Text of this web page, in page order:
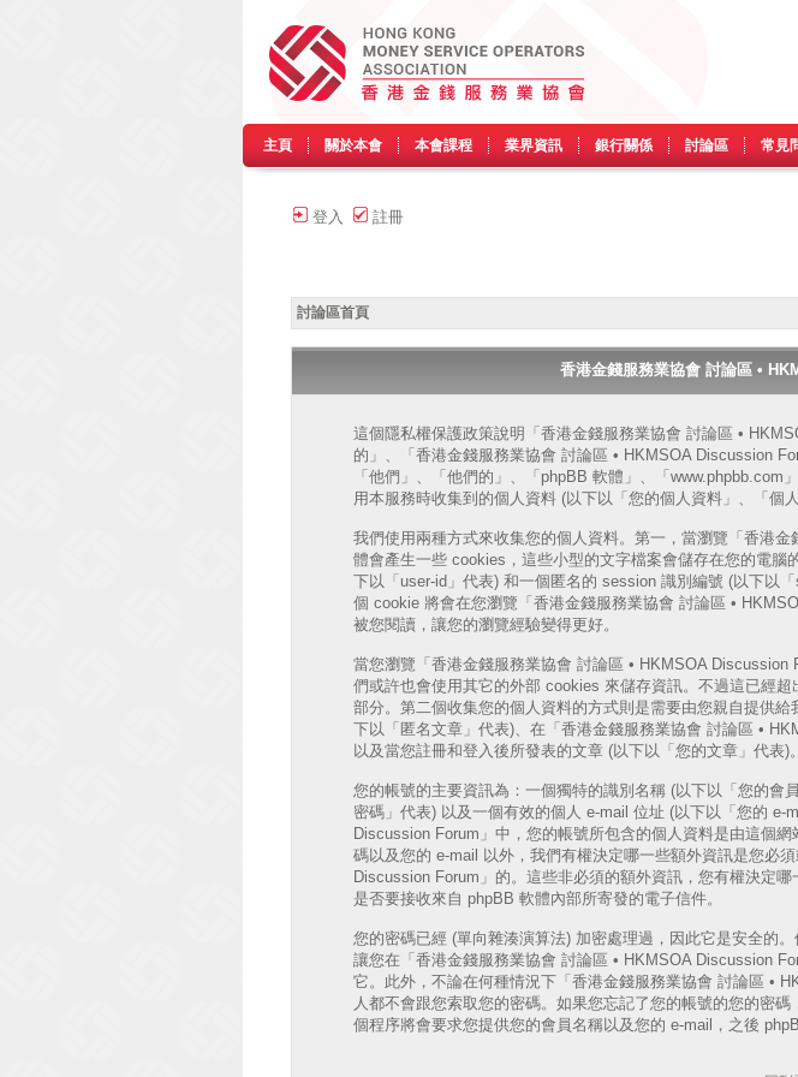
主頁 關於本會 本會課程 業界資訊 銀行關係 討論區 常見
登入 註冊
討論區首頁
香港金錢服務業協會 討論區 •
這個隱私權保護政策說明「香港金錢服務業協會 討論區 •
的」、「香港金錢服務業協會 討論區 • HKMSOA Discussion
「他們」、「他們的」、「phpBB 軟體」、「
用本服務時收集到的個人資料 (以下以「您的個人資料」、「個人
我們使用兩種方式來收集您的個人資料。第一，當瀏覽「香港
體會產生一些 cookies，這些小型的文字檔案會儲存在您的電
下以「user-id」代表) 和一個匿名的 session 識別編號 (以下以
個 cookie 將會在您瀏覽「香港金錢服務業協會 討論區 •
被您閱讀，讓您的瀏覽經驗變得更好。
當您瀏覽「香港金錢服務業協會 討論區 • HKMSOA
們或許也會使用其它的外部 cookies 來儲存資訊。不過這已經
部分。第二個收集您的個人資料的方式則是需要由您親自提供
下以「匿名文章」代表)、在「香港金錢服務業協會 討論區 •
以及當您註冊和登入後所發表的文章 (以下以「您的文章」代表)。
您的帳號的主要資訊為：一個獨特的識別名稱 (以下以「您的會
密碼」代表) 以及一個有效的個人 e-mail 位址 (以下以「您的 e-
Discussion Forum」中，您的帳號所包含的個人資料是由這個
碼以及您的 e-mail 以外，我們有權決定哪一些額外資訊是您必
Discussion Forum」的。這些非必須的額外資訊，您有權決定
是否要接收來自 phpBB 軟體內部所寄發的電子信件。
您的密碼已經 (單向雜湊演算法) 加密處理過，因此它是安全的
讓您在「香港金錢服務業協會 討論區 • HKMSOA Discussion
它。此外，不論在何種情況下「香港金錢服務業協會 討論區 •
人都不會跟您索取您的密碼。如果您忘記了您的帳號的您的密
個程序將會要求您提供您的會員名稱以及您的 e-mail，之後